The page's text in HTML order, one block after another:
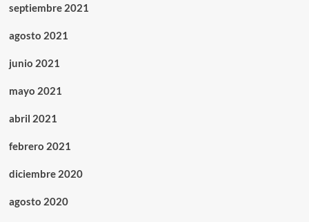
septiembre 2021
agosto 2021
junio 2021
mayo 2021
abril 2021
febrero 2021
diciembre 2020
agosto 2020